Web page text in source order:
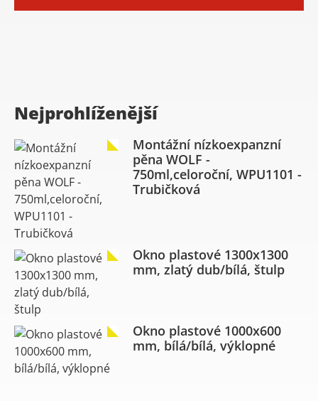
Nejprohlíženější
Montážní nízkoexpanzní
pěna WOLF -
750ml,celoroční, WPU1101 -
Trubičková
Okno plastové 1300x1300
mm, zlatý dub/bílá, štulp
Okno plastové 1000x600
mm, bílá/bílá, výklopné